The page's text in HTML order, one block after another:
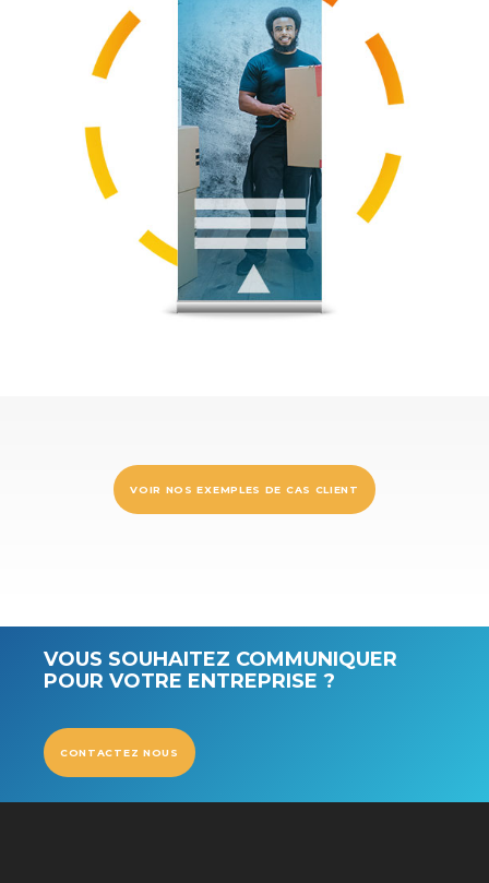
VOIR NOS EXEMPLES DE CAS CLIENT
VOUS SOUHAITEZ COMMUNIQUER
POUR VOTRE ENTREPRISE ?
CONTACTEZ NOUS